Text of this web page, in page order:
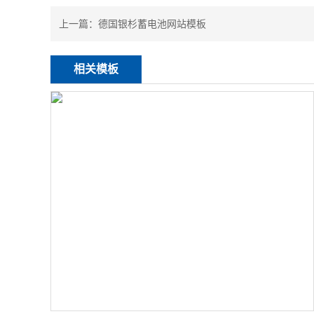
上一篇： 德国银杉蓄电池网站模板
相关模板